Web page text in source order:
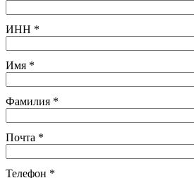
ИНН *
Имя *
Фамилия *
Почта *
Телефон *